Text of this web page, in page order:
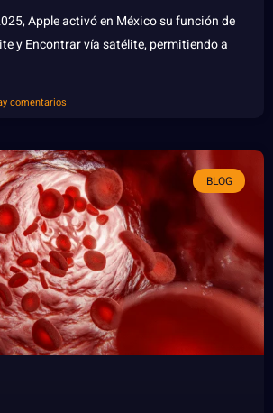
Apple activó en México su función de
y Encontrar vía satélite, permitiendo a
comentarios
BLOG